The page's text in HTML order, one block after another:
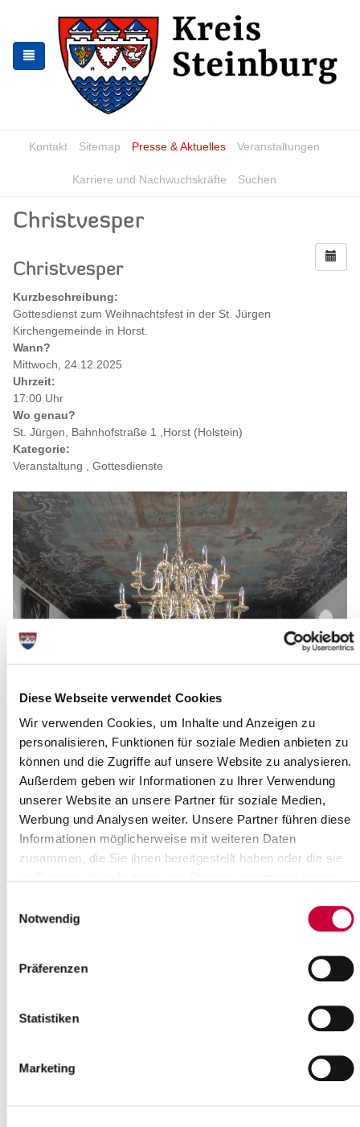
Diese Webseite verwendet Cookies
Wir verwenden Cookies, um Inhalte und Anzeigen zu
personalisieren, Funktionen für soziale Medien anbieten zu
können und die Zugriffe auf unsere Website zu analysieren.
Außerdem geben wir Informationen zu Ihrer Verwendung
unserer Website an unsere Partner für soziale Medien,
Werbung und Analysen weiter. Unsere Partner führen diese
Informationen möglicherweise mit weiteren Daten
zusammen, die Sie ihnen bereitgestellt haben oder die sie
Notwendig
Präferenzen
Statistiken
Marketing
springen
springen
Kontakt Sitemap Presse & Aktuelles Veranstaltungen
Karriere und Nachwuchskräfte Suchen
Christvesper
Christvesper
Kurzbeschreibung:
Gottesdienst zum Weihnachtsfest in der St. Jürgen
Kirchengemeinde in Horst.
Wann?
Mittwoch, 24.12.2025
Uhrzeit:
17:00 Uhr
Wo genau?
St. Jürgen, Bahnhofstraße 1 ,Horst (Holstein)
Kategorie:
Veranstaltung , Gottesdienste
Kirchengemeinde in Horst ab 17:00 Uhr. Alle weiteren